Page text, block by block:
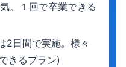
。１回で卒業できる
2日間で実施。様々
きるプラン)